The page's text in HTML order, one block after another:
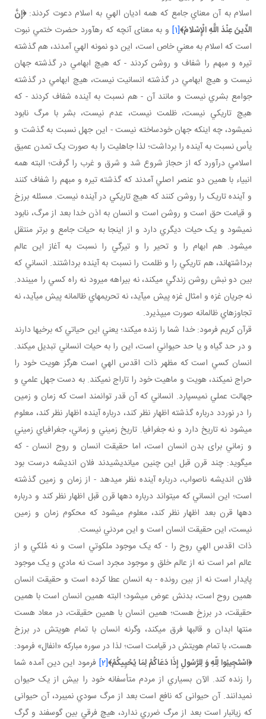
اسلام به آن معناي جامع که همه اديان الهي به اسلام دعوت کردند:﴿إِنَّ
الدِّينَ عِنْدَ اللَّهِ الْإِسْلامُ﴾[1] و به معنای آنچه که رهآورد حضرت ختمي نبوت
است که اسلام به معني خاص است، اين دو نمونه الهي آمدند، هم گذشته
تيره و مبهم را شفاف و روشن کردند - که هيچ ابهامي در گذشته جهان
نيست و هيچ ابهامي در گذشته انسانيت نيست، هيچ ابهامي در گذشته
جوامع بشري نيست و مانند آن - هم نسبت به آينده شفاف کردند - که
هيچ تاريکي نيست، ظلمت نيست، عدم نيست، بشر با مرگ نابود
نمي شود، چه اينکه جهان خودساخته نيست - اين جهل نسبت به گذشت و
يأس نسبت به آينده را برداشت؛ لذا جاهليت را به صورت يک تمدن عميق
اسلامي درآورد که از حجاز شروع شد و شرق و غرب را گرفت؛ البته همه
انبياء با همين دو عنصر اصلي آمدند که گذشته تيره و مبهم را شفاف کنند
و آينده تاريک را روشن کنند که هيچ تاريکي در آينده نيست. مسئله برزخ
و قيامت حق است و روشن است و انسان به اذن خدا بعد از مرگ، نابود
نمي شود و يک حيات ديگري دارد و از اينجا به حيات جامع و برتر منتقل
مي شود. هم ابهام را و تحير را و تيرگي را نسبت به آغاز اين عالم
برداشته اند، هم تاريکي را و ظلمت را نسبت به آينده برداشتند. انساني که
بين دو نبش روشن زندگي مي کند، نه بيراهه مي رود نه راه کسي را مي بندد.
نه جريان غزه و امثال غزه پيش مي آيد، نه تحريم هاي ظالمانه پيش مي آيد، نه
تجاوزهاي ظالمانه صورت مي پذيرد.
قرآن کريم فرمود: خدا شما را زنده مي کند؛ يعني اين حياتي که برخي ها دارند
و در حد گياه و يا حد حيواني است، اين را به حيات انساني تبديل مي کند.
انسان کسي است که مظهر ذات اقدس الهي است هرگز هويت خود را
حراج نمي کند، هويت و ماهيت خود را تاراج نمي کند. به دست جهل علمي و
جهالت عملي نمي سپارد. انساني که آن قدر توانمند است که زمان و زمين
را در نوردد درباره گذشته اظهار نظر کند، درباره آينده اظهار نظر کند، معلوم
مي شود نه تاريخ دارد و نه جغرافيا. تاريخ زميني و زماني، جغرافياي زميني
و زماني برای بدن انسان است، اما حقيقت انسان و روح انسان - که
مي گويد: چند قرن قبل اين چنين مي انديشيدند فلان انديشه درست بود
فلان انديشه ناصواب، درباره آينده نظر مي دهد - از زمان و زمين گذشته
است؛ اين انساني که مي تواند درباره ده ها قرن قبل اظهار نظر کند و درباره
ده ها قرن بعد اظهار نظر کند، معلوم مي شود که محکوم زمان و زمين
نيست، اين حقيقت انسان است و اين مردني نيست.
ذات اقدس الهي روح را - که يک موجود ملکوتي است و نه مُلکي و از
عالم امر است نه از عالم خلق و موجود مجرد است نه مادي و يک موجود
پايدار است نه از بين رونده - به انسان عطا کرده است و حقيقت انسان
همين روح است، بدنش عوض مي شود؛ البته همين انسان است با همين
حقيقت، در برزخ هست؛ همين انسان با همين حقيقت، در معاد هست
منتها ابدان و قالب ها فرق مي کند، وگرنه انسان با تمام هويتش در برزخ
هست، با تمام هويتش در قيامت است؛ لذا در سوره مبارکه «انفال» فرمود:
﴿اسْتَجِيبُوا لِلّهِ وَ لِلرَّسُولِ إِذَا دَعَاكُمْ لِمَا يُحْيِيكُمْ﴾[2]
فرمود اين دين آمده شما
را زنده کند. الآن بسياري از مردم متأسفانه خود را بيش از يک حيوان
نمي دانند. آن حيوانی که نافع است بعد از مرگ سودي نمي برد، آن حيوانی
که زيانبار است بعد از مرگ ضرري ندارد، هيچ فرقي بين گوسفند و گرگ